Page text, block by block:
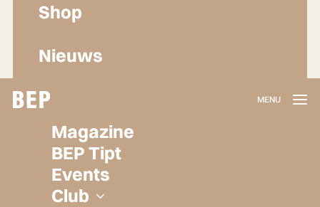
Magazine
BEP Tipt
Events
Club
Shop
Nieuws
Lidmaatschap
Herroepen
Privacy policy
Algemene voorwaarden